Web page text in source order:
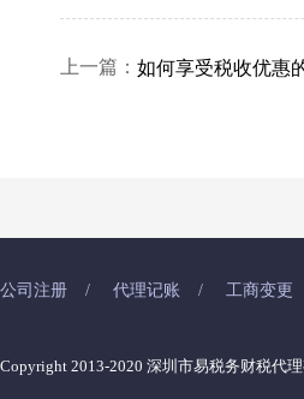
上一篇： 如何享受税收优惠
公司注册 / 代理记账 / 工商变更
Copyright 2013-2020 深圳市易税务财税代